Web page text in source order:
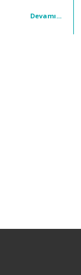
Devamı...